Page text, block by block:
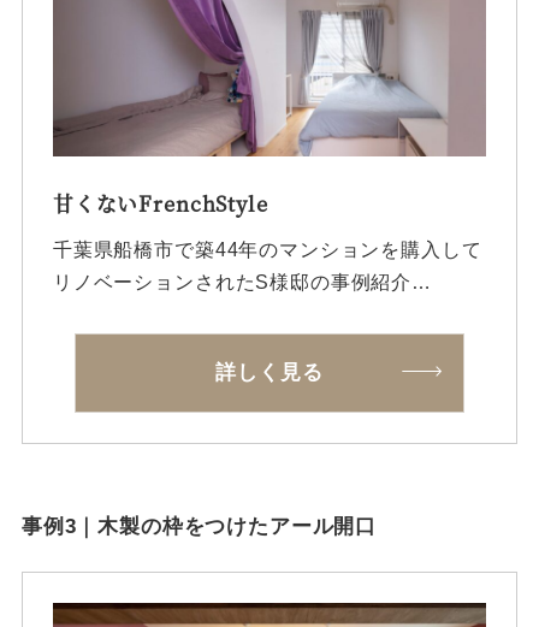
甘くないFrenchStyle
千葉県船橋市で築44年のマンションを購入して
リノベーションされたS様邸の事例紹介…
詳しく見る
事例3｜木製の枠をつけたアール開口